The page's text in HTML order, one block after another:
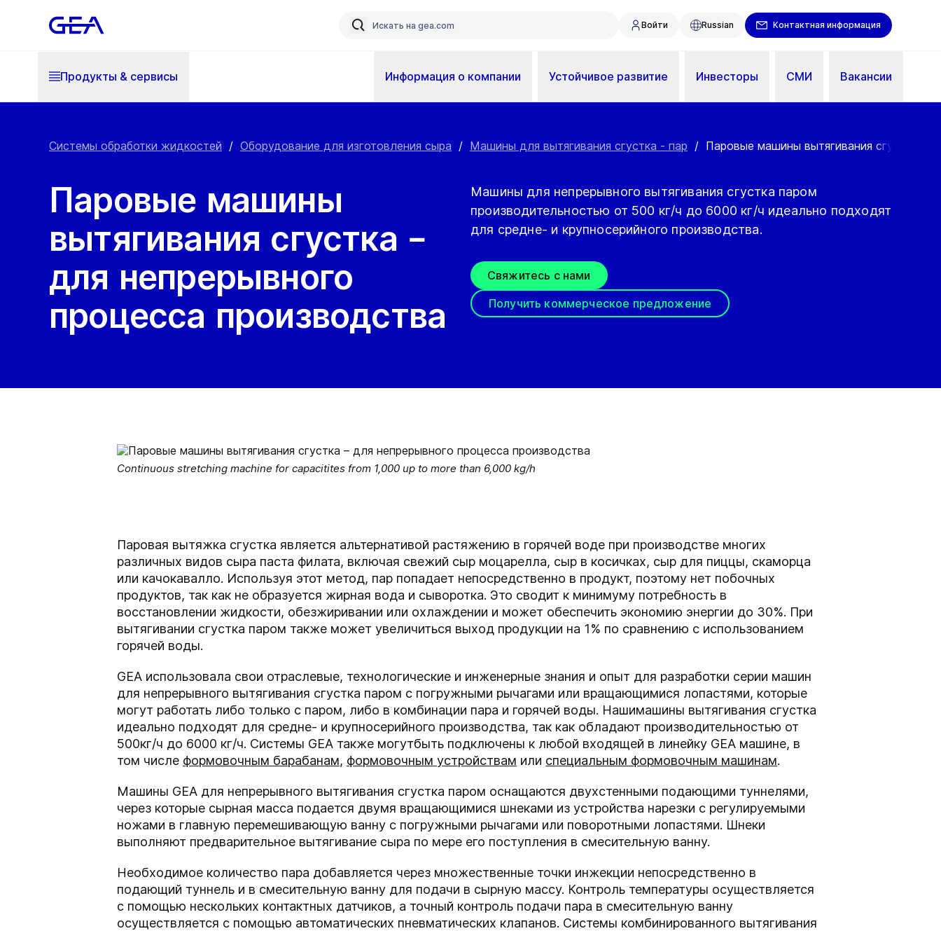
Войти Russian Контактная информация
Продукты & cервисы Информация о компании Устойчивое развитие Инвесторы СМИ Вакансии
Системы обработки жидкостей / Оборудование для изготовления сыра / Машины для вытягивания сгустка - пар / Паровые машины вытягивания сгустка –
Паровые машины
вытягивания сгустка –
для непрерывного
процесса производства
Машины для непрерывного вытягивания сгустка паром
производительностью от 500 кг/ч до 6000 кг/ч идеально подходят
для средне- и крупносерийного производства.
Свяжитесь с нами
Получить коммерческое предложение
Continuous stretching machine for capacitites from 1,000 up to more than 6,000 kg/h
Паровая вытяжка сгустка является альтернативой растяжению в горячей воде при производстве многих
различных видов сыра паста филата, включая свежий сыр моцарелла, сыр в косичках, сыр для пиццы, скаморца
или качокавалло. Используя этот метод, пар попадает непосредственно в продукт, поэтому нет побочных
продуктов, так как не образуется жирная вода и сыворотка. Это сводит к минимуму потребность в
восстановлении жидкости, обезжиривании или охлаждении и может обеспечить экономию энергии до 30%. При
вытягивании сгустка паром также может увеличиться выход продукции на 1% по сравнению с использованием
горячей воды.
GEA использовала свои отраслевые, технологические и инженерные знания и опыт для разработки серии машин
для непрерывного вытягивания сгустка паром с погружными рычагами или вращающимися лопастями, которые
могут работать либо только с паром, либо в комбинации пара и горячей воды. Нашимашины вытягивания сгустка
идеально подходят для средне- и крупносерийного производства, так как обладают производительностью от
500кг/ч до 6000 кг/ч. Системы GEA также могутбыть подключены к любой входящей в линейку GEA машине, в
том числе формовочным барабанам, формовочным устройствам или специальным формовочным машинам.
Машины GEA для непрерывного вытягивания сгустка паром оснащаются двухстенными подающими туннелями,
через которые сырная масса подается двумя вращающимися шнеками из устройства нарезки с регулируемыми
ножами в главную перемешивающую ванну с погружными рычагами или поворотными лопастями. Шнеки
выполняют предварительное вытягивание сыра по мере его поступления в смесительную ванну.
Необходимое количество пара добавляется через множественные точки инжекции непосредственно в
подающий туннель и в смесительную ванну для подачи в сырную массу. Контроль температуры осуществляется
с помощью нескольких контактных датчиков, а точный контроль подачи пара в смесительную ванну
осуществляется с помощью автоматических пневматических клапанов. Системы комбинированного вытягивания